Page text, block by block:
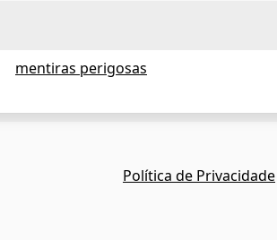
mentiras perigosas
Política de Privacidade